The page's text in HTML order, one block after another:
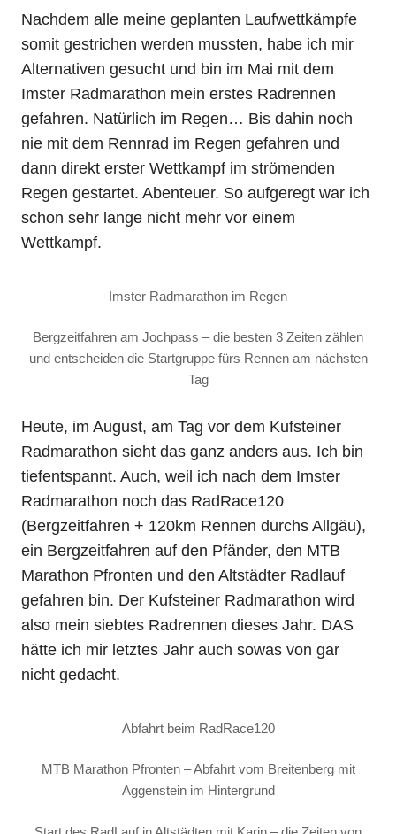
Nachdem alle meine geplanten Laufwettkämpfe
somit gestrichen werden mussten, habe ich mir
Alternativen gesucht und bin im Mai mit dem
Imster Radmarathon mein erstes Radrennen
gefahren. Natürlich im Regen… Bis dahin noch
nie mit dem Rennrad im Regen gefahren und
dann direkt erster Wettkampf im strömenden
Regen gestartet. Abenteuer. So aufgeregt war ich
schon sehr lange nicht mehr vor einem
Wettkampf.
Imster Radmarathon im Regen
Bergzeitfahren am Jochpass – die besten 3 Zeiten zählen
und entscheiden die Startgruppe fürs Rennen am nächsten
Tag
Heute, im August, am Tag vor dem Kufsteiner
Radmarathon sieht das ganz anders aus. Ich bin
tiefentspannt. Auch, weil ich nach dem Imster
Radmarathon noch das RadRace120
(Bergzeitfahren + 120km Rennen durchs Allgäu),
ein Bergzeitfahren auf den Pfänder, den MTB
Marathon Pfronten und den Altstädter Radlauf
gefahren bin. Der Kufsteiner Radmarathon wird
also mein siebtes Radrennen dieses Jahr. DAS
hätte ich mir letztes Jahr auch sowas von gar
nicht gedacht.
Abfahrt beim RadRace120
MTB Marathon Pfronten – Abfahrt vom Breitenberg mit
Aggenstein im Hintergrund